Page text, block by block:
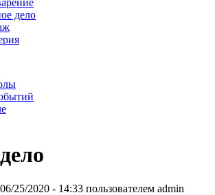
дело
25/2020 - 14:33 пользователем admin